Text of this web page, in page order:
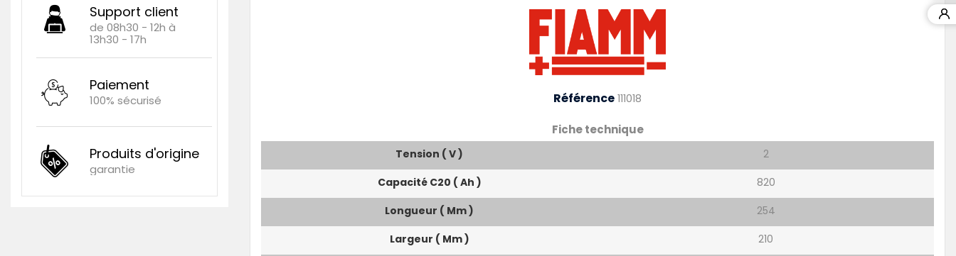
Support client
de 08h30 - 12h à
13h30 - 17h
Paiement
100% sécurisé
Produits d'origine
garantie
Référence 111018
Fiche technique
Tension ( V )
2
Capacité C20 ( Ah )
820
Longueur ( Mm )
254
Largeur ( Mm )
210